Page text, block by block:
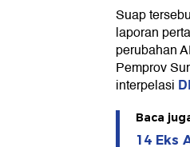
Suap
laporan
perubahan
Pemprov
interpelasi
Baca
14 Eks